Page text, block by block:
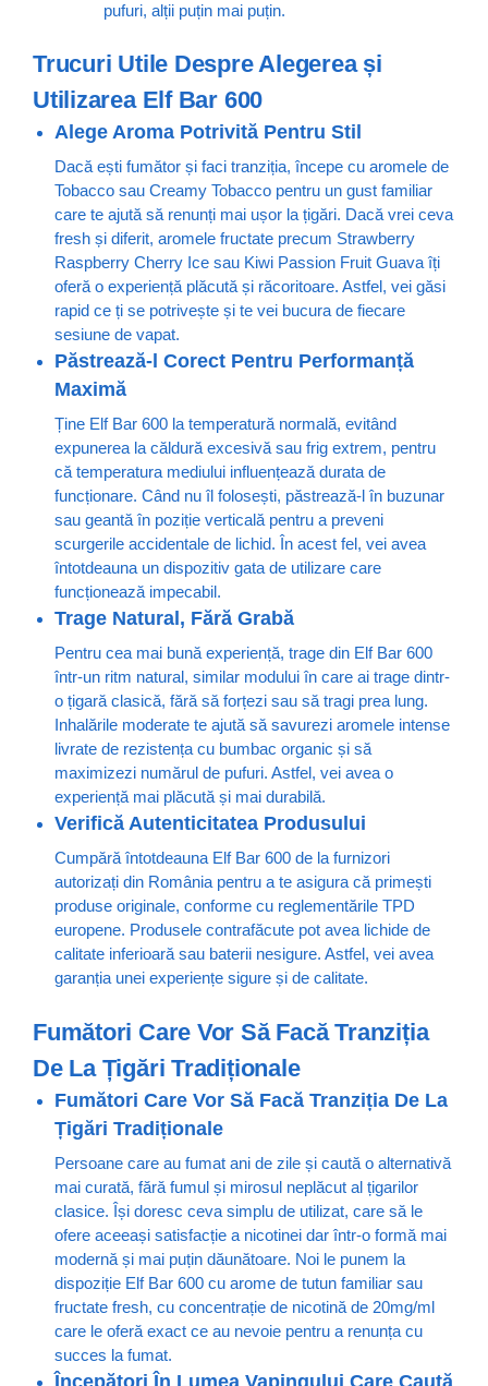
pufuri, alții puțin mai puțin.
Trucuri Utile Despre Alegerea și
Utilizarea Elf Bar 600
Alege Aroma Potrivită Pentru Stil
Dacă ești fumător și faci tranziția, începe cu aromele de
Tobacco sau Creamy Tobacco pentru un gust familiar
care te ajută să renunți mai ușor la țigări. Dacă vrei ceva
fresh și diferit, aromele fructate precum Strawberry
Raspberry Cherry Ice sau Kiwi Passion Fruit Guava îți
oferă o experiență plăcută și răcoritoare. Astfel, vei găsi
rapid ce ți se potrivește și te vei bucura de fiecare
sesiune de vapat.
Păstrează-l Corect Pentru Performanță
Maximă
Ține Elf Bar 600 la temperatură normală, evitând
expunerea la căldură excesivă sau frig extrem, pentru
că temperatura mediului influențează durata de
funcționare. Când nu îl folosești, păstrează-l în buzunar
sau geantă în poziție verticală pentru a preveni
scurgerile accidentale de lichid. În acest fel, vei avea
întotdeauna un dispozitiv gata de utilizare care
funcționează impecabil.
Trage Natural, Fără Grabă
Pentru cea mai bună experiență, trage din Elf Bar 600
într-un ritm natural, similar modului în care ai trage dintr-
o țigară clasică, fără să forțezi sau să tragi prea lung.
Inhalările moderate te ajută să savurezi aromele intense
livrate de rezistența cu bumbac organic și să
maximizezi numărul de pufuri. Astfel, vei avea o
experiență mai plăcută și mai durabilă.
Verifică Autenticitatea Produsului
Cumpără întotdeauna Elf Bar 600 de la furnizori
autorizați din România pentru a te asigura că primești
produse originale, conforme cu reglementările TPD
europene. Produsele contrafăcute pot avea lichide de
calitate inferioară sau baterii nesigure. Astfel, vei avea
garanția unei experiențe sigure și de calitate. ​
Fumători Care Vor Să Facă Tranziția
De La Țigări Tradiționale
Fumători Care Vor Să Facă Tranziția De La
Țigări Tradiționale
Persoane care au fumat ani de zile și caută o alternativă
mai curată, fără fumul și mirosul neplăcut al țigarilor
clasice. Își doresc ceva simplu de utilizat, care să le
ofere aceeași satisfacție a nicotinei dar într-o formă mai
modernă și mai puțin dăunătoare. Noi le punem la
dispoziție Elf Bar 600 cu arome de tutun familiar sau
fructate fresh, cu concentrație de nicotină de 20mg/ml
care le oferă exact ce au nevoie pentru a renunța cu
succes la fumat.
Începători În Lumea Vapingului Care Caută